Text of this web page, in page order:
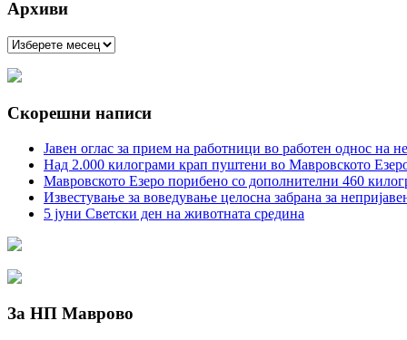
Архиви
Архиви
Скорешни написи
Јавен оглас за прием на работници во работен однос на
Над 2.000 килограми крап пуштени во Мавровското
Мавровското Езеро порибено со дополнителни 460
Известување за воведување целосна забрана за
5 јуни Светски ден на животната средина
За НП Маврово